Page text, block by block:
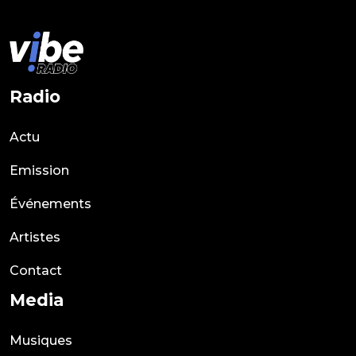
Radio
Actu
Emission
Événements
Artistes
Contact
Media
Musiques